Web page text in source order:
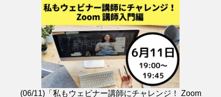
(06/11)「私もウェビナー講師にチャレンジ！ Zoom